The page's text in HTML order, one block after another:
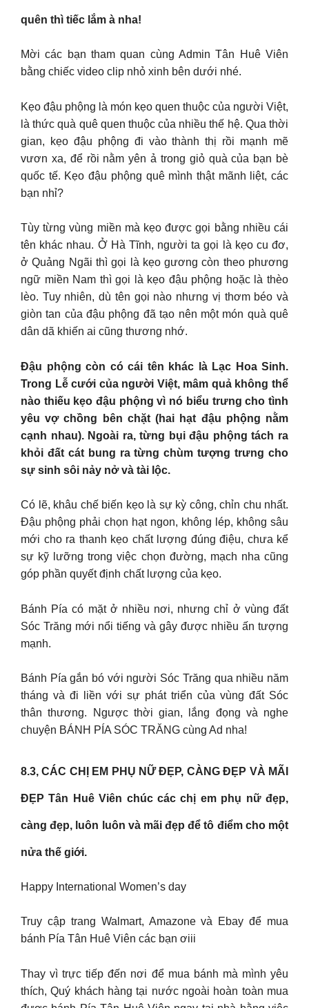
quên thì tiếc lắm à nha!
Mời các bạn tham quan cùng Admin Tân Huê Viên
bằng chiếc video clip nhỏ xinh bên dưới nhé.
Kẹo đậu phộng là món kẹo quen thuộc của người Việt,
là thức quà quê quen thuộc của nhiều thế hệ. Qua thời
gian, kẹo đậu phộng đi vào thành thị rồi mạnh mẽ
vươn xa, để rồi nằm yên ả trong giỏ quà của bạn bè
quốc tế. Kẹo đậu phộng quê mình thật mãnh liệt, các
bạn nhỉ?
Tùy từng vùng miền mà kẹo được gọi bằng nhiều cái
tên khác nhau. Ở Hà Tĩnh, người ta gọi là kẹo cu đơ,
ở Quảng Ngãi thì gọi là kẹo gương còn theo phương
ngữ miền Nam thì gọi là kẹo đậu phộng hoặc là thèo
lèo. Tuy nhiên, dù tên gọi nào nhưng vị thơm béo và
giòn tan của đậu phộng đã tạo nên một món quà quê
dân dã khiến ai cũng thương nhớ.
Đậu phộng còn có cái tên khác là Lạc Hoa Sinh.
Trong Lễ cưới của người Việt, mâm quả không thể
nào thiếu kẹo đậu phộng vì nó biểu trưng cho tình
yêu vợ chồng bên chặt (hai hạt đậu phộng nằm
cạnh nhau). Ngoài ra, từng bụi đậu phộng tách ra
khỏi đất cát bung ra từng chùm tượng trưng cho
sự sinh sôi nảy nở và tài lộc.
Có lẽ, khâu chế biến kẹo là sự kỳ công, chỉn chu nhất.
Đậu phộng phải chọn hạt ngon, không lép, không sâu
mới cho ra thanh kẹo chất lượng đúng điệu, chưa kể
sự kỹ lưỡng trong việc chọn đường, mạch nha cũng
góp phần quyết định chất lượng của kẹo.
Bánh Pía có mặt ở nhiều nơi, nhưng chỉ ở vùng đất
Sóc Trăng mới nổi tiếng và gây được nhiều ấn tượng
mạnh.
Bánh Pía gắn bó với người Sóc Trăng qua nhiều năm
tháng và đi liền với sự phát triển của vùng đất Sóc
thân thương. Ngược thời gian, lắng đọng và nghe
chuyện BÁNH PÍA SÓC TRĂNG cùng Ad nha!
8.3, CÁC CHỊ EM PHỤ NỮ ĐẸP, CÀNG ĐẸP VÀ MÃI
ĐẸP Tân Huê Viên chúc các chị em phụ nữ đẹp,
càng đẹp, luôn luôn và mãi đẹp để tô điểm cho một
nửa thế giới.
Happy International Women’s day
Truy cập trang Walmart, Amazone và Ebay để mua
bánh Pía Tân Huê Viên các bạn ơiii
Thay vì trực tiếp đến nơi để mua bánh mà mình yêu
thích, Quý khách hàng tại nước ngoài hoàn toàn mua